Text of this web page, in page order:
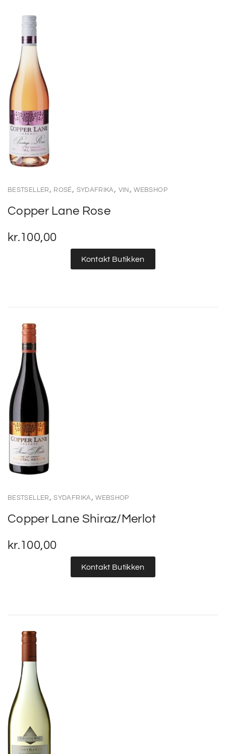
BESTSELLER , ROSÉ, SYDAFRIKA, VIN ,WEBSHOP
Copper Lane Rose
kr.100,00
Kontakt Butikken
BESTSELLER ,SYDAFRIKA,WEBSHOP
Copper Lane Shiraz/Merlot
kr.100,00
Kontakt Butikken